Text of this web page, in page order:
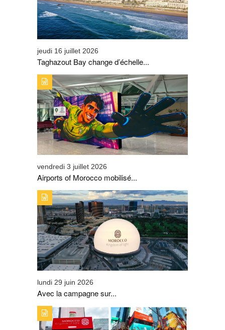
jeudi 16 juillet 2026
Taghazout Bay change d’échelle...
TYPE DE PUBLICATION : A_LA_UNETITRE : AIRPORTS
OF MOROCCO MOBILISÉ POUR ACCOMPAGNER LES
GRANDS DÉPARTS DES SUPPORTERS DES LIONS DE
L’ATLAS
vendredi 3 juillet 2026
Airports of Morocco mobilisé...
TYPE DE PUBLICATION : A_LA_UNETITRE : AVEC LA
CAMPAGNE SUR LA SPHERE DE LAS VEGAS, L’ONMT
SIGNE UNE PREMIÈRE MONDIALE ET DÉCLENCHE UN
ENGOUEMENT AUTOUR DE LA MARQUE « VISIT
MOROCCO »
lundi 29 juin 2026
Avec la campagne sur...
TYPE DE PUBLICATION : A_LA_UNETITRE : A TIME